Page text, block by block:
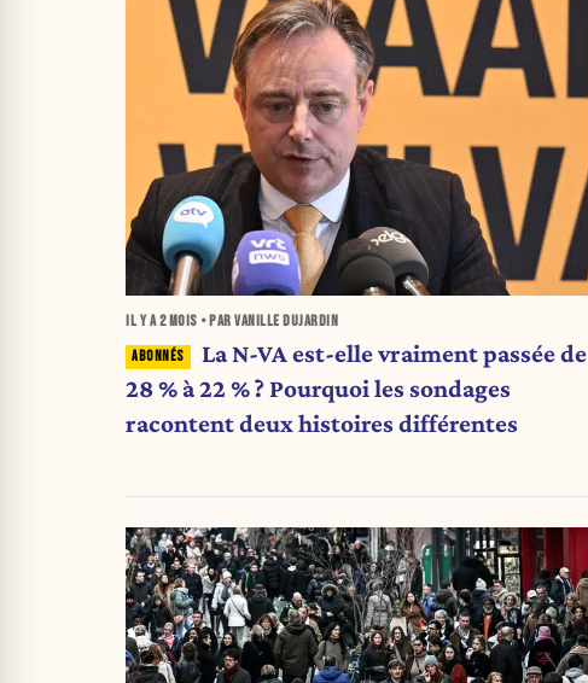
IL Y A2 MOIS • PAR VANILLE DUJARDIN
La N-VA est-elle vraiment passée de
28 % à 22 % ? Pourquoi les sondages
racontent deux histoires différentes